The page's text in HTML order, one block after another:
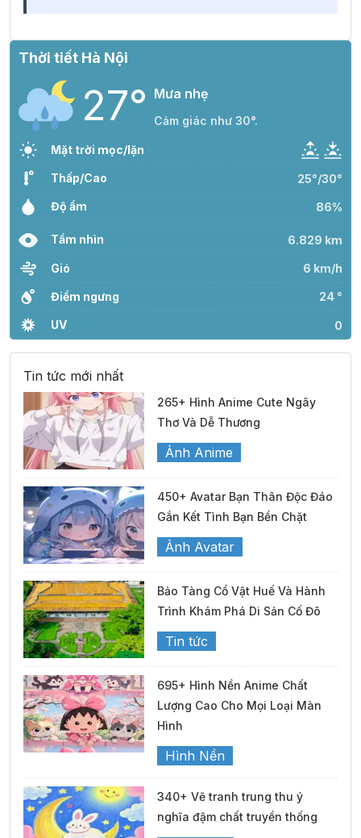
Thời tiết Hà Nội
27° Mưa nhẹ
Cảm giác như 30°.
Mặt trời mọc/lặn
Thấp/Cao 25°/30°
Độ ẩm 86%
Tầm nhìn 6.829 km
Gió 6 km/h
Điểm ngưng 24 °
UV 0
Tin tức mới nhất
265+ Hình Anime Cute Ngây
Thơ Và Dễ Thương
Ảnh Anime
450+ Avatar Bạn Thân Độc Đáo
Gắn Kết Tình Bạn Bền Chặt
Ảnh Avatar
Bảo Tàng Cổ Vật Huế Và Hành
Trình Khám Phá Di Sản Cố Đô
Tin tức
695+ Hình Nền Anime Chất
Lượng Cao Cho Mọi Loại Màn
Hình
Hình Nền
340+ Vẽ tranh trung thu ý
nghĩa đậm chất truyền thống